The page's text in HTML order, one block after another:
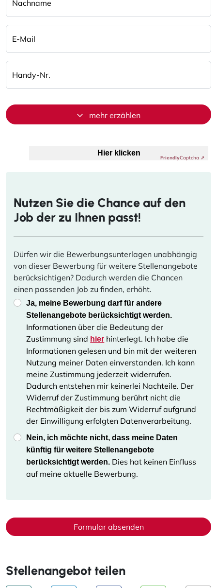
Nachname
E-Mail
Handy-Nr.
mehr erzählen
Hier klicken
FriendlyCaptcha ⇗
Nutzen Sie die Chance auf den
Job der zu Ihnen passt!
Dürfen wir die Bewerbungsunterlagen unabhängig
von dieser Bewerbung für weitere Stellenangebote
berücksichtigen? Dadurch werden die Chancen
einen passenden Job zu finden, erhöht.
Ja, meine Bewerbung darf für andere
Stellenangebote berücksichtigt werden.
Informationen über die Bedeutung der
Zustimmung sind hier hinterlegt. Ich habe die
Informationen gelesen und bin mit der weiteren
Nutzung meiner Daten einverstanden. Ich kann
meine Zustimmung jederzeit widerrufen.
Dadurch entstehen mir keinerlei Nachteile. Der
Widerruf der Zustimmung berührt nicht die
Rechtmäßigkeit der bis zum Widerruf aufgrund
der Einwilligung erfolgten Datenverarbeitung.
Nein, ich möchte nicht, dass meine Daten
künftig für weitere Stellenangebote
berücksichtigt werden. Dies hat keinen Einfluss
auf meine aktuelle Bewerbung.
Formular absenden
Stellenangebot teilen